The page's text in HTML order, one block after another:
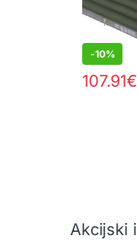
-10%
107.91€
Akcijski